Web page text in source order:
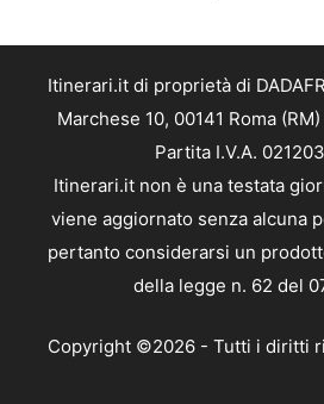
Itinerari.it di proprietà di
Marchese 10, 00141 Roma
Partita I.V.A.
Itinerari.it non è una testata
viene aggiornato senza alcuna
pertanto considerarsi un
della legge n. 62 del
Copyright ©2026 - Tutti i diritti